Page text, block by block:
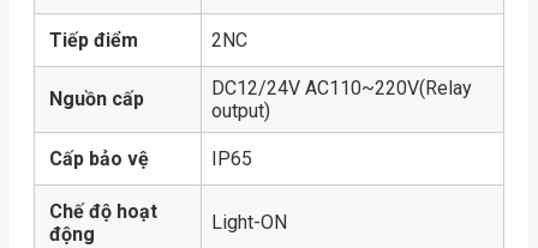
Tiếp điểm 2NC
Nguồn cấp
DC12/24V AC110~220V(Relay
output)
Cấp bảo vệ IP65
Chế độ hoạt
động
Light-ON